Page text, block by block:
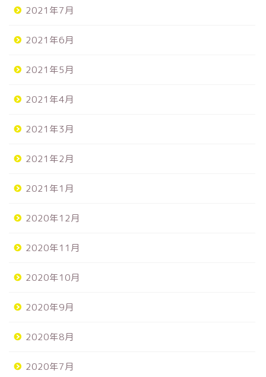
2021年7月
2021年6月
2021年5月
2021年4月
2021年3月
2021年2月
2021年1月
2020年12月
2020年11月
2020年10月
2020年9月
2020年8月
2020年7月